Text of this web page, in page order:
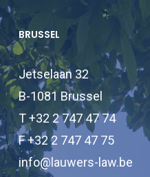
BRUSSEL
Jetselaan 32
B-1081 Brussel
T +32 2 747 47 74
F +32 2 747 47 75
info@lauwers-law.be